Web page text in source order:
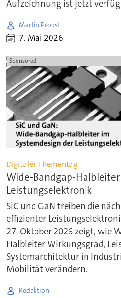
Aufzeichnung ist jetzt
Martin Probst
7. Mai 2026
Sponsored
Digitaler Thementag
Wide-Bandgap-
Leistungselektronik
SiC und GaN treiben die
effizienter
27. Oktober 2026 zeigt, wie
Halbleiter Wirkungsgrad,
Systemarchitektur in
Mobilität verändern.
Redaktion